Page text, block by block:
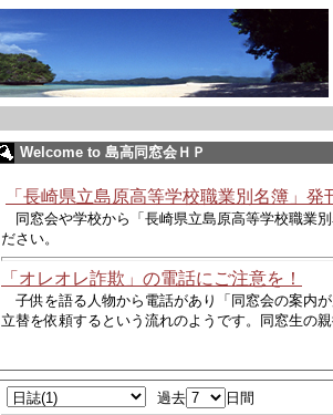
Welcome to 島高同窓会ＨＰ
「長崎県立島原高等学校職業別名簿」発
同窓会や学校から 「長崎県立島原高等学校職業
ださい。
「オレオレ詐欺」の電話にご注意を！
子供を語る人物から電話があり
「同窓会の案内
立替を依頼するという流れのようです。同窓生の
過去 日間